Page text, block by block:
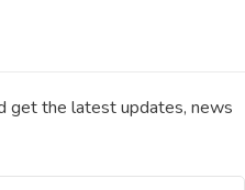
get the latest updates, news